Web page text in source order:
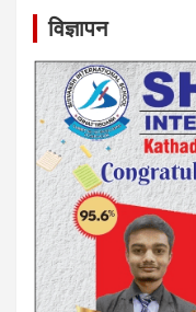
विज्ञापन